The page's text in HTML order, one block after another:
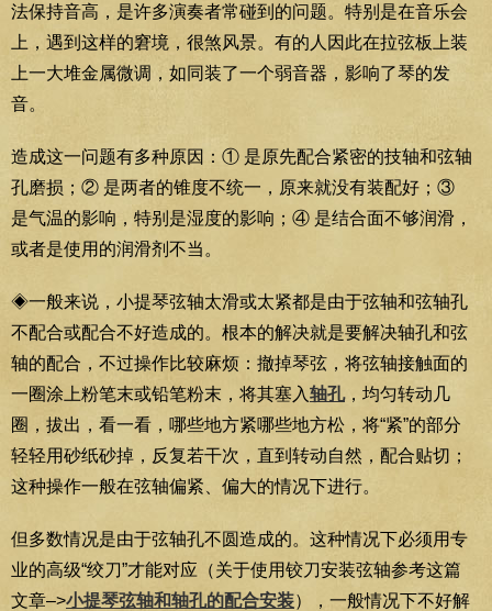
法保持音高，是许多演奏者常碰到的问题。特别是在音乐会
上，遇到这样的窘境，很煞风景。有的人因此在拉弦板上装
上一大堆金属微调，如同装了一个弱音器，影响了琴的发
音。
造成这一问题有多种原因：① 是原先配合紧密的技轴和弦轴
孔磨损；② 是两者的锥度不统一，原来就没有装配好；③
是气温的影响，特别是湿度的影响；④ 是结合面不够润滑，
或者是使用的润滑剂不当。
◈一般来说，小提琴弦轴太滑或太紧都是由于弦轴和弦轴孔
不配合或配合不好造成的。根本的解决就是要解决轴孔和弦
轴的配合，不过操作比较麻烦：撤掉琴弦，将弦轴接触面的
一圈涂上粉笔末或铅笔粉末，将其塞入轴孔，均匀转动几
圈，拔出，看一看，哪些地方紧哪些地方松，将“紧”的部分
轻轻用砂纸砂掉，反复若干次，直到转动自然，配合贴切；
这种操作一般在弦轴偏紧、偏大的情况下进行。
但多数情况是由于弦轴孔不圆造成的。这种情况下必须用专
业的高级“绞刀”才能对应（关于使用铰刀安装弦轴参考这篇
文章–>小提琴弦轴和轴孔的配合安装），一般情况下不好解